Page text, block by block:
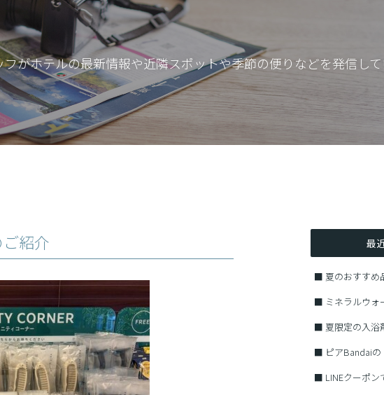
フがホテルの最新情報や近隣スポットや季節の便りなどを発信して
紹介 最
■ 夏のおすすめ
■ ミネラルウォ
■ 夏限定の入浴
■ ピアBandai
■ LINEクーポン